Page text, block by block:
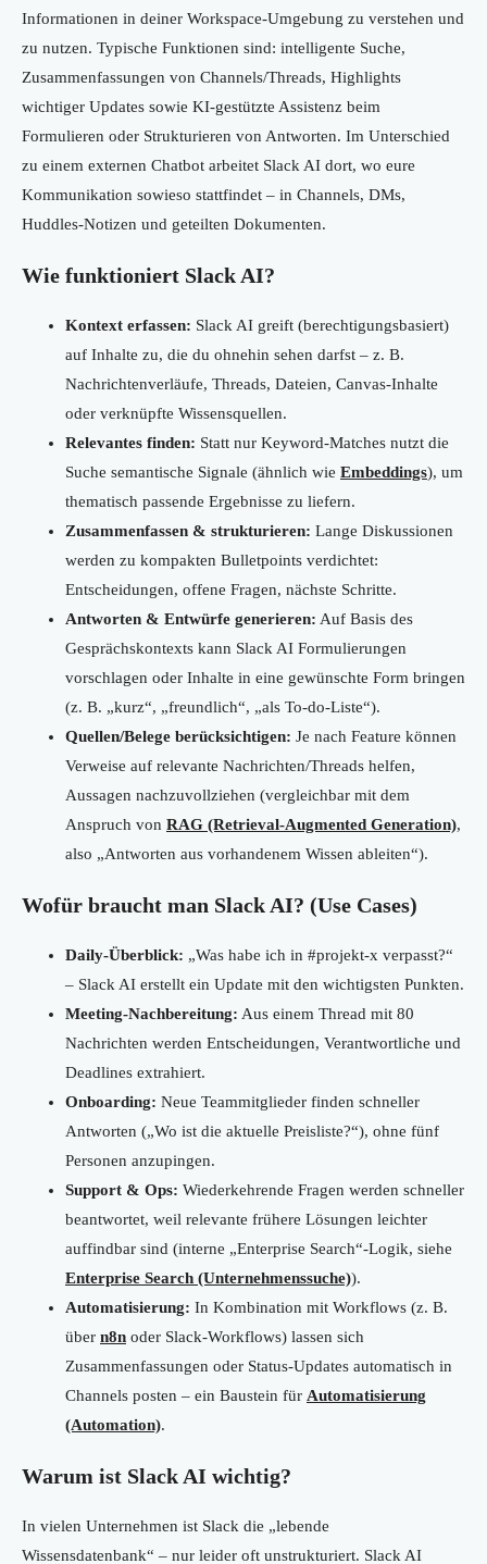
Informationen in deiner Workspace-Umgebung zu verstehen und
zu nutzen. Typische Funktionen sind: intelligente Suche,
Zusammenfassungen von Channels/Threads, Highlights
wichtiger Updates sowie KI-gestützte Assistenz beim
Formulieren oder Strukturieren von Antworten. Im Unterschied
zu einem externen Chatbot arbeitet Slack AI dort, wo eure
Kommunikation sowieso stattfindet – in Channels, DMs,
Huddles-Notizen und geteilten Dokumenten.
Wie funktioniert Slack AI?
Kontext erfassen: Slack AI greift (berechtigungsbasiert)
auf Inhalte zu, die du ohnehin sehen darfst – z. B.
Nachrichtenverläufe, Threads, Dateien, Canvas-Inhalte
oder verknüpfte Wissensquellen.
Relevantes finden: Statt nur Keyword-Matches nutzt die
Suche semantische Signale (ähnlich wie Embeddings), um
thematisch passende Ergebnisse zu liefern.
Zusammenfassen & strukturieren: Lange Diskussionen
werden zu kompakten Bulletpoints verdichtet:
Entscheidungen, offene Fragen, nächste Schritte.
Antworten & Entwürfe generieren: Auf Basis des
Gesprächskontexts kann Slack AI Formulierungen
vorschlagen oder Inhalte in eine gewünschte Form bringen
(z. B. „kurz“, „freundlich“, „als To-do-Liste“).
Quellen/Belege berücksichtigen: Je nach Feature können
Verweise auf relevante Nachrichten/Threads helfen,
Aussagen nachzuvollziehen (vergleichbar mit dem
Anspruch von RAG (Retrieval-Augmented Generation),
also „Antworten aus vorhandenem Wissen ableiten“).
Wofür braucht man Slack AI? (Use Cases)
Daily-Überblick: „Was habe ich in #projekt-x verpasst?“
– Slack AI erstellt ein Update mit den wichtigsten Punkten.
Meeting-Nachbereitung: Aus einem Thread mit 80
Nachrichten werden Entscheidungen, Verantwortliche und
Deadlines extrahiert.
Onboarding: Neue Teammitglieder finden schneller
Antworten („Wo ist die aktuelle Preisliste?“), ohne fünf
Personen anzupingen.
Support & Ops: Wiederkehrende Fragen werden schneller
beantwortet, weil relevante frühere Lösungen leichter
auffindbar sind (interne „Enterprise Search“-Logik, siehe
Enterprise Search (Unternehmenssuche)).
Automatisierung: In Kombination mit Workflows (z. B.
über n8n oder Slack-Workflows) lassen sich
Zusammenfassungen oder Status-Updates automatisch in
Channels posten – ein Baustein für Automatisierung
(Automation).
Warum ist Slack AI wichtig?
In vielen Unternehmen ist Slack die „lebende
Wissensdatenbank“ – nur leider oft unstrukturiert. Slack AI